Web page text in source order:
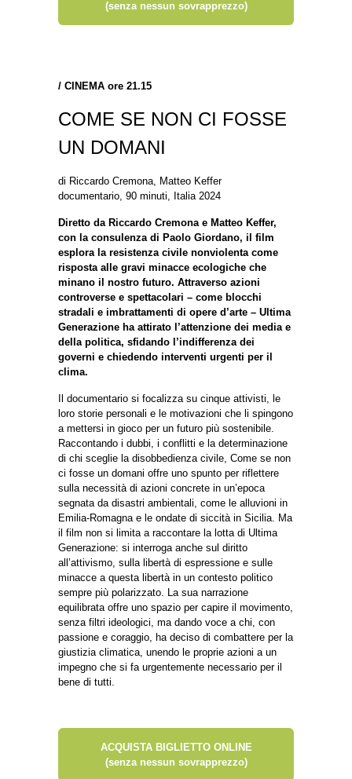
(senza nessun sovrapprezzo)
/ CINEMA ore 21.15
COME SE NON CI FOSSE
UN DOMANI
di Riccardo Cremona, Matteo Keffer
documentario, 90 minuti, Italia 2024
Diretto da Riccardo Cremona e Matteo Keffer,
con la consulenza di Paolo Giordano, il film
esplora la resistenza civile nonviolenta come
risposta alle gravi minacce ecologiche che
minano il nostro futuro. Attraverso azioni
controverse e spettacolari – come blocchi
stradali e imbrattamenti di opere d’arte – Ultima
Generazione ha attirato l’attenzione dei media e
della politica, sfidando l’indifferenza dei
governi e chiedendo interventi urgenti per il
clima.
Il documentario si focalizza su cinque attivisti, le
loro storie personali e le motivazioni che li spingono
a mettersi in gioco per un futuro più sostenibile.
Raccontando i dubbi, i conflitti e la determinazione
di chi sceglie la disobbedienza civile, Come se non
ci fosse un domani offre uno spunto per riflettere
sulla necessità di azioni concrete in un’epoca
segnata da disastri ambientali, come le alluvioni in
Emilia-Romagna e le ondate di siccità in Sicilia. Ma
il film non si limita a raccontare la lotta di Ultima
Generazione: si interroga anche sul diritto
all’attivismo, sulla libertà di espressione e sulle
minacce a questa libertà in un contesto politico
sempre più polarizzato. La sua narrazione
equilibrata offre uno spazio per capire il movimento,
senza filtri ideologici, ma dando voce a chi, con
passione e coraggio, ha deciso di combattere per la
giustizia climatica, unendo le proprie azioni a un
impegno che si fa urgentemente necessario per il
bene di tutti.
ACQUISTA BIGLIETTO ONLINE
(senza nessun sovrapprezzo)